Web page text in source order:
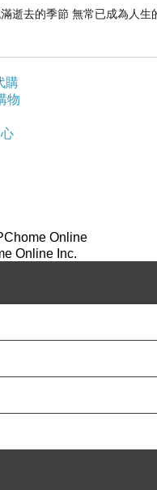
逝去的季節 無常已成為人
購
物
Online
Online Inc.